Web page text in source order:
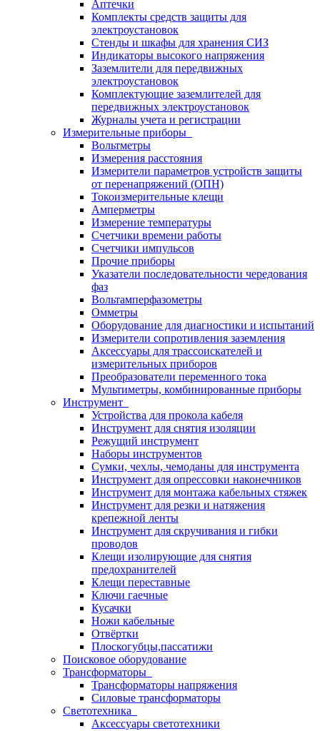
Аптечки
Комплекты средств защиты для
электроустановок
Стенды и шкафы для хранения СИЗ
Индикаторы высокого напряжения
Заземлители для передвижных
электроустановок
Комплектующие заземлителей для
передвижных электроустановок
Журналы учета и регистрации
Измерительные приборы
Вольтметры
Измерения расстояния
Измерители параметров устройств защиты
от перенапряжений (ОПН)
Токоизмерительные клещи
Амперметры
Измерение температуры
Счетчики времени работы
Счетчики импульсов
Прочие приборы
Указатели последовательности чередования
фаз
Вольтамперфазометры
Омметры
Оборудование для диагностики и испытаний
Измерители сопротивления заземления
Аксессуары для трассоискателей и
измерительных приборов
Преобразователи переменного тока
Мультиметры, комбинированные приборы
Инструмент
Устройства для прокола кабеля
Инструмент для снятия изоляции
Режущий инструмент
Наборы инструментов
Сумки, чехлы, чемоданы для инструмента
Инструмент для опрессовки наконечников
Инструмент для монтажа кабельных стяжек
Инструмент для резки и натяжения
крепежной ленты
Инструмент для скручивания и гибки
проводов
Клещи изолирующие для снятия
предохранителей
Клещи переставные
Ключи гаечные
Кусачки
Ножи кабельные
Отвёртки
Плоскогубцы,пассатижи
Поисковое оборудование
Трансформаторы
Трансформаторы напряжения
Силовые трансформаторы
Светотехника
Аксессуары светотехники